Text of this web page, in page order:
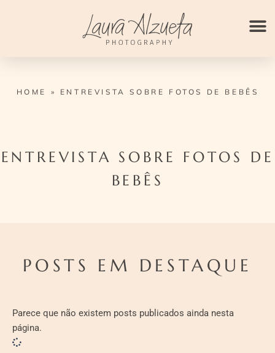
HOME » ENTREVISTA SOBRE FOTOS DE BEBÊS
ENTREVISTA SOBRE FOTOS DE
BEBÊS
POSTS EM DESTAQUE
Parece que não existem posts publicados ainda nesta
página.